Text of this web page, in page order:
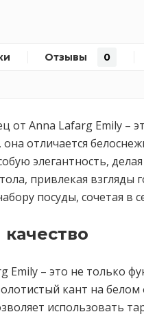
Отзывы 0
от Anna Lafarg Emily
отличается
элегантность,
привлекая взгляды
посуды, сочетая в
Emily – это не только
кант на
использовать